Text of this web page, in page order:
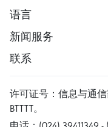
语言
新闻服务
联系
许可证号：信息与通信
BTTTT。